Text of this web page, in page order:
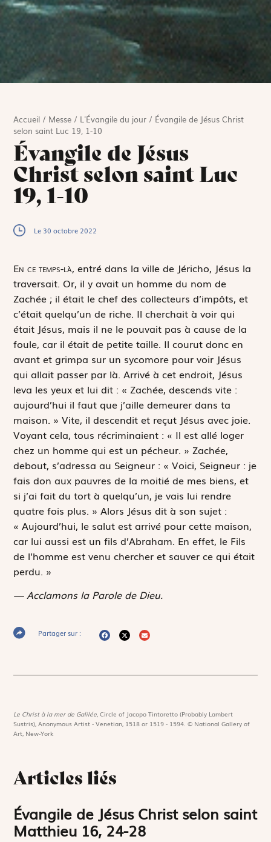
Accueil / Messe / L'Évangile du jour / Évangile de Jésus Christ
selon saint Luc 19, 1-10
Évangile de Jésus
Christ selon saint Luc
19, 1-10
Le 30 octobre 2022
En ce temps-là, entré dans la ville de Jéricho, Jésus la
traversait. Or, il y avait un homme du nom de
Zachée ; il était le chef des collecteurs d’impôts, et
c’était quelqu’un de riche. Il cherchait à voir qui
était Jésus, mais il ne le pouvait pas à cause de la
foule, car il était de petite taille. Il courut donc en
avant et grimpa sur un sycomore pour voir Jésus
qui allait passer par là. Arrivé à cet endroit, Jésus
leva les yeux et lui dit : « Zachée, descends vite :
aujourd’hui il faut que j’aille demeurer dans ta
maison. » Vite, il descendit et reçut Jésus avec joie.
Voyant cela, tous récriminaient : « Il est allé loger
chez un homme qui est un pécheur. » Zachée,
debout, s’adressa au Seigneur : « Voici, Seigneur : je
fais don aux pauvres de la moitié de mes biens, et
si j’ai fait du tort à quelqu’un, je vais lui rendre
quatre fois plus. » Alors Jésus dit à son sujet :
« Aujourd’hui, le salut est arrivé pour cette maison,
car lui aussi est un fils d’Abraham. En effet, le Fils
de l’homme est venu chercher et sauver ce qui était
perdu. »
— Acclamons la Parole de Dieu.
Partager sur :
Le Christ à la mer de Galilée,Circle of Jacopo Tintoretto (Probably Lambert
Sustris), Anonymous Artist - Venetian, 1518 or 1519 - 1594. © National Gallery of
Art, New-York
Articles liés
Évangile de Jésus Christ selon saint
Matthieu 16, 24-28